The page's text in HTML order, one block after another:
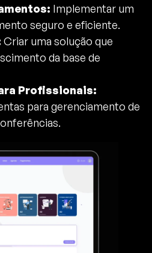
Implementar um
seguro e eficiente.
Criar uma solução que
da base de
Profissionais:
para gerenciamento de